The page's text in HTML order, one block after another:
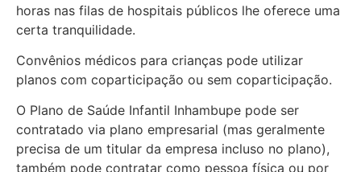
horas nas filas de hospitais públicos lhe oferece uma
certa tranquilidade.
Convênios médicos para crianças pode utilizar
planos com coparticipação ou sem coparticipação.
O Plano de Saúde Infantil Inhambupe pode ser
contratado via plano empresarial (mas geralmente
precisa de um titular da empresa incluso no plano),
também pode contratar como pessoa física ou por